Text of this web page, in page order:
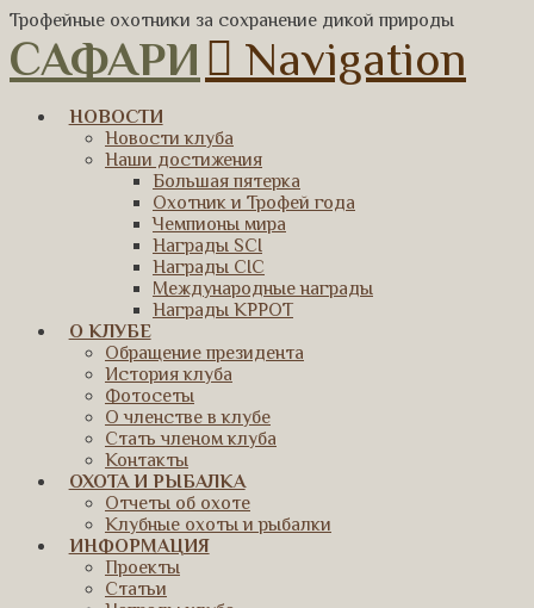
Трофейные охотники за сохранение дикой природы
САФАРИ Navigation
НОВОСТИ
Новости клуба
Наши достижения
Большая пятерка
Охотник и Трофей года
Чемпионы мира
Награды SCI
Награды CIC
Международные награды
Награды КРРОТ
О КЛУБЕ
Обращение президента
История клуба
Фотосеты
О членстве в клубе
Стать членом клуба
Контакты
ОХОТА И РЫБАЛКА
Отчеты об охоте
Клубные охоты и рыбалки
ИНФОРМАЦИЯ
Проекты
Статьи